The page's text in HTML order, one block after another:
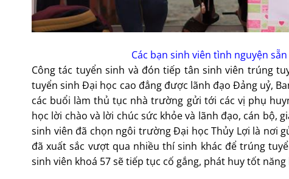
Các bạn sinh viên tình nguyện
Công tác tuyển sinh và đón tiếp tân sinh viên trúng
tuyển sinh Đại học cao đẳng được lãnh đạo Đảng uỷ,
các buổi làm thủ tục nhà trường gửi tới các vị phụ
học lời chào và lời chúc sức khỏe và lãnh đạo, cán bộ,
sinh viên đã chọn ngôi trường Đại học Thủy Lợi là nơi
đã xuất sắc vượt qua nhiều thí sinh khác để trúng
sinh viên khoá 57 sẽ tiếp tục cố gắng, phát huy tốt